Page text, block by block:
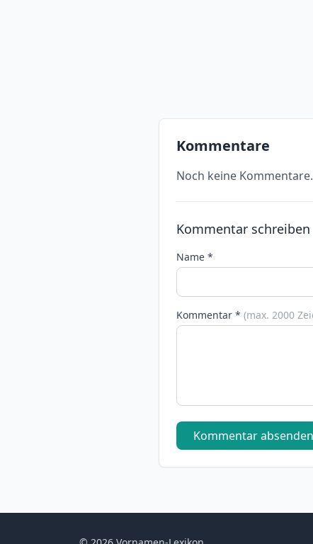
Kommentare
Noch keine
Kommentar schreiben
Name *
Kommentar * (max. 2000
Kommentar absenden